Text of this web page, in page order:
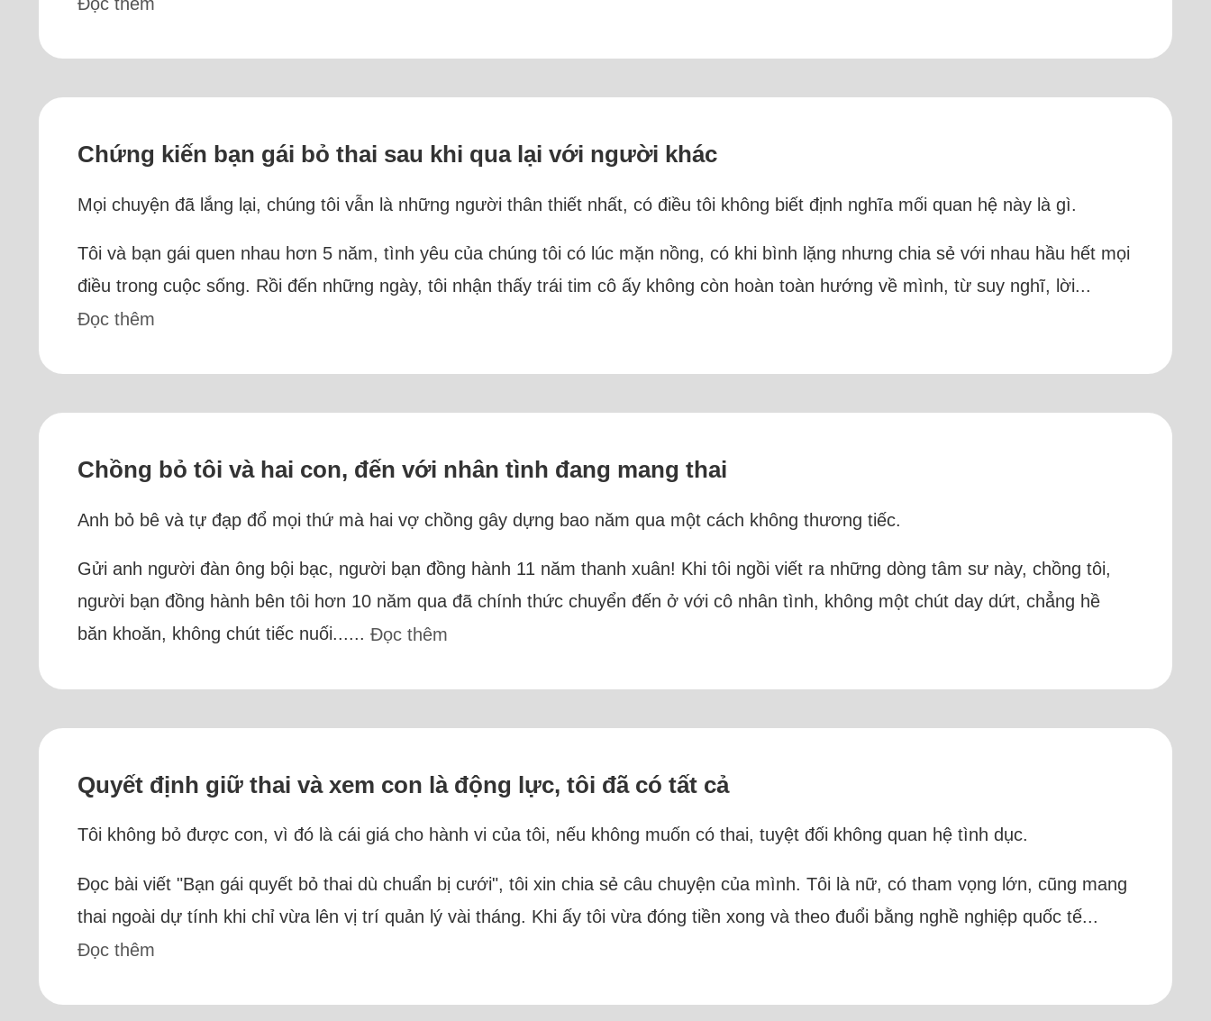
Đọc thêm
Chứng kiến bạn gái bỏ thai sau khi qua lại với người khác
Mọi chuyện đã lắng lại, chúng tôi vẫn là những người thân thiết nhất, có điều tôi không biết định nghĩa mối quan hệ này là gì.
Tôi và bạn gái quen nhau hơn 5 năm, tình yêu của chúng tôi có lúc mặn nồng, có khi bình lặng nhưng chia sẻ với nhau hầu hết mọi
điều trong cuộc sống. Rồi đến những ngày, tôi nhận thấy trái tim cô ấy không còn hoàn toàn hướng về mình, từ suy nghĩ, lời...
Đọc thêm
Chồng bỏ tôi và hai con, đến với nhân tình đang mang thai
Anh bỏ bê và tự đạp đổ mọi thứ mà hai vợ chồng gây dựng bao năm qua một cách không thương tiếc.
Gửi anh người đàn ông bội bạc, người bạn đồng hành 11 năm thanh xuân! Khi tôi ngồi viết ra những dòng tâm sư này, chồng tôi,
người bạn đồng hành bên tôi hơn 10 năm qua đã chính thức chuyển đến ở với cô nhân tình, không một chút day dứt, chẳng hề
băn khoăn, không chút tiếc nuối......Đọc thêm
Quyết định giữ thai và xem con là động lực, tôi đã có tất cả
Tôi không bỏ được con, vì đó là cái giá cho hành vi của tôi, nếu không muốn có thai, tuyệt đối không quan hệ tình dục.
Đọc bài viết "Bạn gái quyết bỏ thai dù chuẩn bị cưới", tôi xin chia sẻ câu chuyện của mình. Tôi là nữ, có tham vọng lớn, cũng mang
thai ngoài dự tính khi chỉ vừa lên vị trí quản lý vài tháng. Khi ấy tôi vừa đóng tiền xong và theo đuổi bằng nghề nghiệp quốc tế...
Đọc thêm